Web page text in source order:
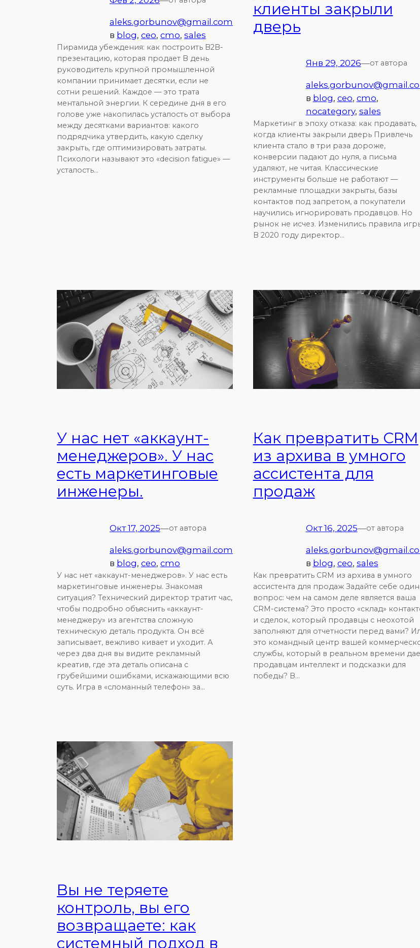
aleks.gorbunov@gmail.com
в blog, ceo, cmo, sales
Пирамида убеждения: как построить B2B-
презентацию, которая продает В день
руководитель крупной промышленной
компании принимает десятки, если не
сотни решений. Каждое — это трата
ментальной энергии. К середине дня в его
голове уже накопилась усталость от выбора
между десятками вариантов: какого
подрядчика утвердить, какую сделку
закрыть, где оптимизировать затраты.
Психологи называют это «decision fatigue» —
усталость…
клиенты закрыли
дверь
Янв 29, 2026—от автора
в blog, ceo, cmo
nocategory, sales
Маркетинг в эпоху отказа: как продавать,
когда клиенты закрыли дверь Привлечь
клиента стало в три раза дороже,
конверсии падают до нуля, а письма
удаляют, не читая. Классические
инструменты больше не работают —
рекламные площадки закрыты, базы
контактов под запретом, а покупатели
научились игнорировать продавцов. Но
рынок не исчез. Изменились правила
В 2020 году директор…
У нас нет «аккаунт-
менеджеров». У нас
есть маркетинговые
инженеры.
Окт 17, 2025—от автора
aleks.gorbunov@gmail.com
в blog, ceo, cmo
У нас нет «аккаунт-менеджеров». У нас есть
маркетинговые инженеры. Знакомая
ситуация? Технический директор тратит час,
чтобы подробно объяснить «аккаунт-
менеджеру» из агентства сложную
техническую деталь продукта. Он всё
записывает, вежливо кивает и уходит. А
через два дня вы видите рекламный
креатив, где эта деталь описана с
грубейшими ошибками, искажающими всю
суть. Игра в «сломанный телефон» за…
Как превратить CRM
из архива в умного
ассистента для
продаж
Окт 16, 2025—от автора
в blog, ceo, sales
Как превратить CRM из архива в умного
ассистента для продаж Задайте себе один
вопрос: чем на самом деле является ваша
CRM-система? Это просто «склад»
и сделок, который продавцы с неохотой
заполняют для отчетности перед вами?
это командный центр вашей
службы, который в реальном времени
продавцам интеллект и подсказки для
победы? В…
Вы не теряете
контроль, вы его
возвращаете: как
системный подход в